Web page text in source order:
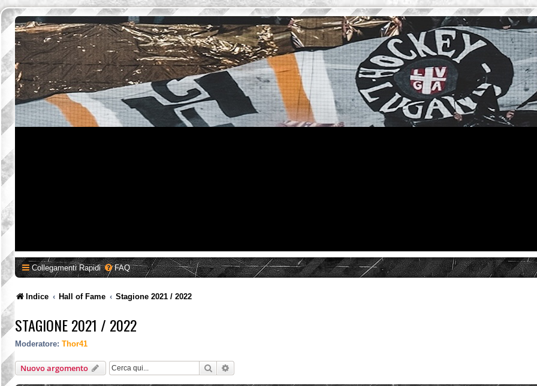
Collegamenti Rapidi FAQ
Indice Hall of Fame Stagione 2021 / 2022
STAGIONE 2021 / 2022
Moderatore: Thor41
Nuovo argomento Cerca